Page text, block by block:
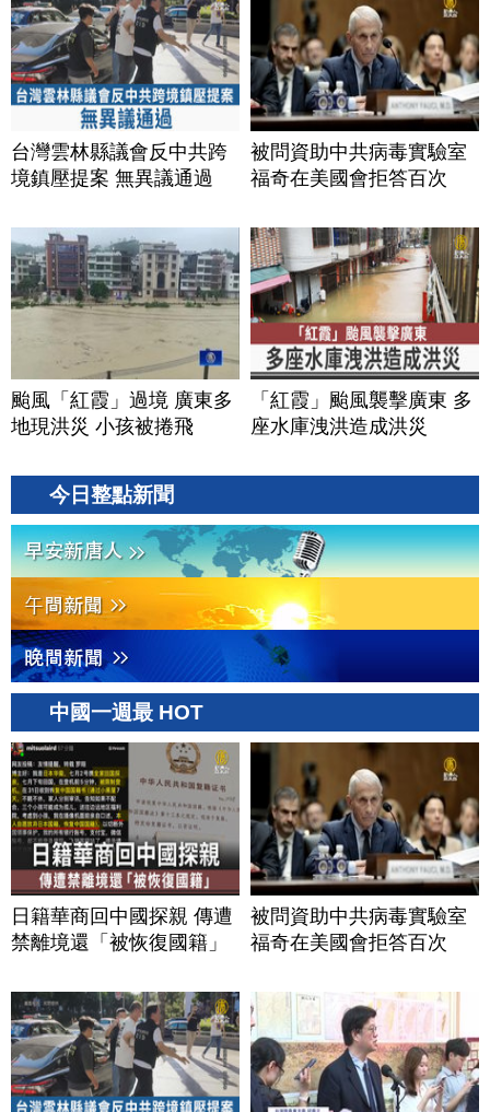
台灣雲林縣議會反中共跨
境鎮壓提案 無異議通過
被問資助中共病毒實驗室
福奇在美國會拒答百次
颱風「紅霞」過境 廣東多
地現洪災 小孩被捲飛
「紅霞」颱風襲擊廣東 多
座水庫洩洪造成洪災
今日整點新聞
中國一週最 HOT
日籍華商回中國探親 傳遭
禁離境還「被恢復國籍」
被問資助中共病毒實驗室
福奇在美國會拒答百次